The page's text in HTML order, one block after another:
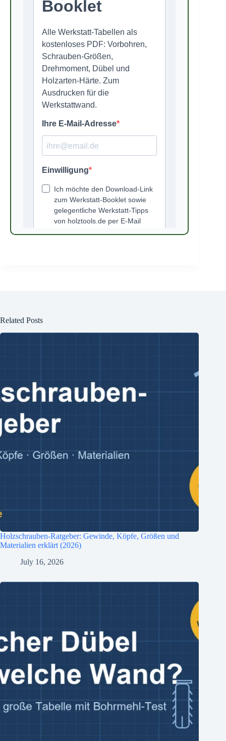
Related Posts
Holzschrauben-Ratgeber: Gewinde, Köpfe, Größen und
Materialien erklärt (2026)
July 16, 2026